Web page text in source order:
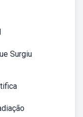
Surgiu